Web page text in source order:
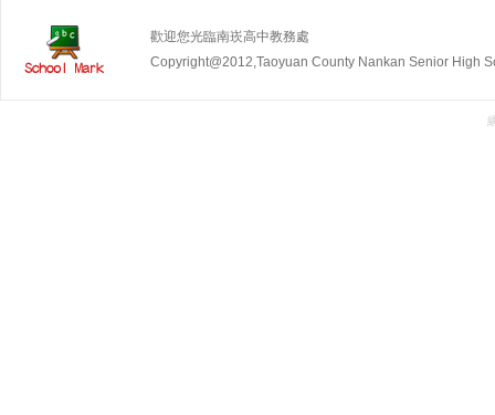
歡迎您光臨南崁高中教務處
Copyright@2012,Taoyuan County Nankan Senior High